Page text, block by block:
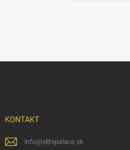
KONTAKT
info@elitepalace.sk